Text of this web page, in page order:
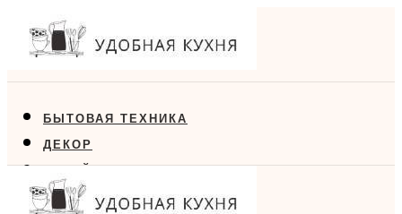
БЫТОВАЯ ТЕХНИКА
ДЕКОР
ДИЗАЙН
ЕДА